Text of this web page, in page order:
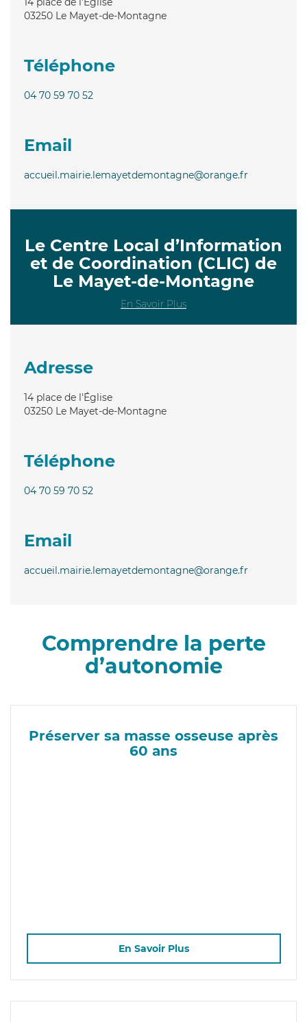
03250 Le Mayet-de-Montagne
Téléphone
04 70 59 70 52
Email
accueil.mairie.lemayetdemontagne@orange.fr
Le Centre Local d’Information
et de Coordination (CLIC) de
Le Mayet-de-Montagne
En Savoir Plus
Adresse
14 place de l'Église
03250 Le Mayet-de-Montagne
Téléphone
04 70 59 70 52
Email
accueil.mairie.lemayetdemontagne@orange.fr
Comprendre la perte
d’autonomie
Préserver sa masse osseuse après
60 ans
En Savoir Plus